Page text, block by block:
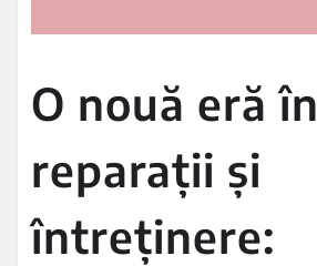
O nouă eră în
reparații și
întreținere: